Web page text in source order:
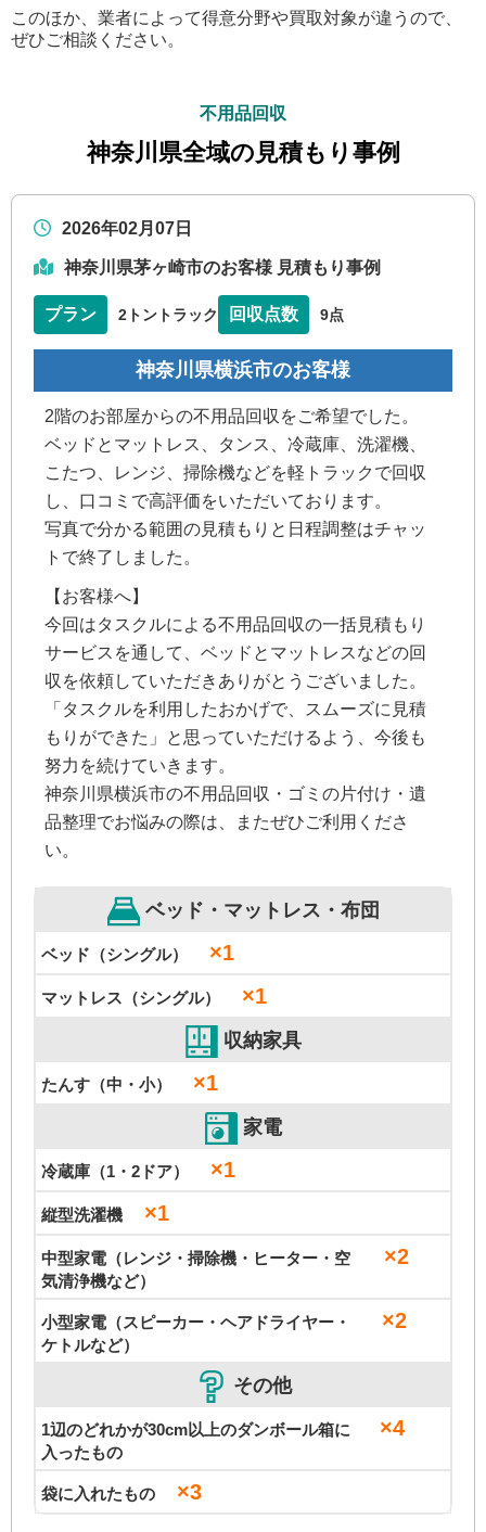
このほか、業者によって得意分野や買取対象が違うので、
ぜひご相談ください。
不用品回収
神奈川県全域の見積もり事例
2026年02月07日
神奈川県茅ヶ崎市のお客様 見積もり事例
プラン 2トントラック 回収点数 9点
神奈川県横浜市のお客様
2階のお部屋からの不用品回収をご希望でした。
ベッドとマットレス、タンス、冷蔵庫、洗濯機、
こたつ、レンジ、掃除機などを軽トラックで回収
し、口コミで高評価をいただいております。
写真で分かる範囲の見積もりと日程調整はチャッ
トで終了しました。
【お客様へ】
今回はタスクルによる不用品回収の一括見積もり
サービスを通して、ベッドとマットレスなどの回
収を依頼していただきありがとうございました。
「タスクルを利用したおかげで、スムーズに見積
もりができた」と思っていただけるよう、今後も
努力を続けていきます。
神奈川県横浜市の不用品回収・ゴミの片付け・遺
品整理でお悩みの際は、またぜひご利用くださ
い。
ベッド・マットレス・布団
ベッド（シングル） ×1
マットレス（シングル） ×1
収納家具
たんす（中・小） ×1
家電
冷蔵庫（1・2ドア） ×1
縦型洗濯機 ×1
中型家電（レンジ・掃除機・ヒーター・空
気清浄機など）
×2
小型家電（スピーカー・ヘアドライヤー・
ケトルなど）
×2
その他
1辺のどれかが30cm以上のダンボール箱に
入ったもの
×4
袋に入れたもの ×3